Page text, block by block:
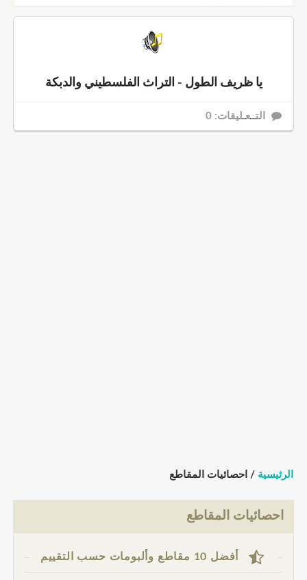
يا ظريف الطول - التراث الفلسطيني والدبكة
التــعـليقات: 0
الرئيسية / احصائيات المقاطع
احصائيات المقاطع
أفضل 10 مقاطع وألبومات حسب التقييم